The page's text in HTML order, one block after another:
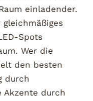
einladender.
Spots
Wer die
den besten
durch
Akzente durch